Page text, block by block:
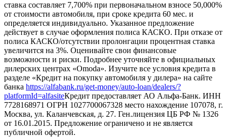
ставка составляет 7,700% при первоначальном взносе 50,000%
от стоимости автомобиля, при сроке кредита 60 мес. и
определяется индивидуально. Указанное предложение
действует в случае оформления полиса КАСКО. При отказе от
полиса КАСКО/отсутствии пролонгации процентная ставка
увеличится на 3%. Оценивайте свои финансовые
возможности и риски. Подробнее уточняйте в официальных
дилерских центрах «Omoda». Изучите все условия кредита в
разделе «Кредит на покупку автомобиля у дилера» на сайте
банка https://alfabank.ru/get-money/auto-loan/dealers/?
platformId=alfasiteКредит предоставляет АО Альфа-Банк. ИНН
7728168971 ОГРН 1027700067328 место нахождение 107078, г.
Москва, ул. Каланчевская, д. 27. Ген.лицензия ЦБ РФ № 1326
от 16.01.2015. Предложение ограничено и не является
публичной офертой.